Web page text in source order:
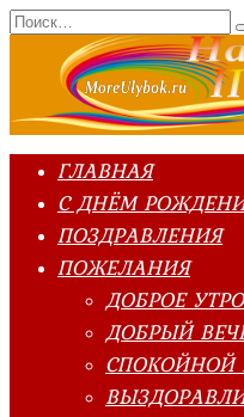
Перейти
к
содержанию
Search
for:
ГЛАВНАЯ
С ДНЁМ
ПОЗДРАВЛЕНИЯ
ПОЖЕЛАНИЯ
ДОБРОЕ УТРО
ДОБРЫЙ
СПОКОЙНОЙ